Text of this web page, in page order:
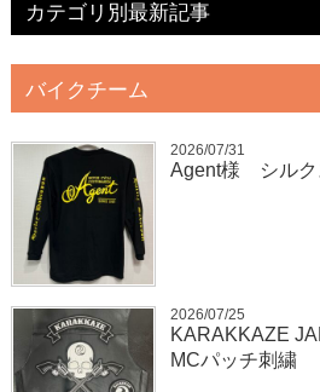
カテゴリ別最新記事
バイクチーム
2026/07/31
Agent様 シルク
2026/07/25
KARAKKAZE
MCパッチ刺繍